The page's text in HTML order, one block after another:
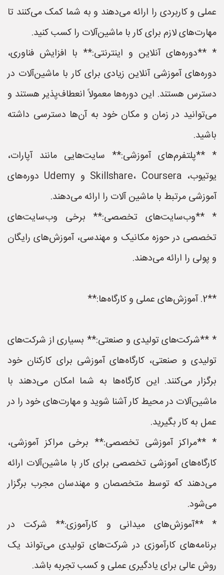
عملی و کاربردی را ارائه می‌دهند و به شما کمک می‌کنند تا
مهارت‌های لازم برای کار با ماشین‌آلات را کسب کنید.
* **دوره‌های آنلاین و اینترنتی:** با افزایش فناوری،
دوره‌های آموزشی آنلاین زیادی برای کار با ماشین‌آلات در
دسترس هستند. این دوره‌ها معمولاً انعطاف‌پذیر هستند و
می‌توانید در زمان و مکان خود به آن‌ها دسترسی داشته
باشید.
* **پلتفرم‌های آموزشی:** سایت‌هایی مانند آپارات،
یوتیوب، Skillshare، Coursera و Udemy دوره‌های
آموزشی مرتبط با ماشین آلات را ارائه می‌دهند.
* **وب‌سایت‌های تخصصی:** برخی وب‌سایت‌های
تخصصی در حوزه مکانیک و مهندسی، آموزش‌های رایگان
و پولی را ارائه می‌دهند.
**2. آموزش‌های عملی و کارگاه‌ها:**
* **شرکت‌های تولیدی و صنعتی:** بسیاری از شرکت‌های
تولیدی و صنعتی، کارگاه‌های آموزشی برای کارکنان خود
برگزار می‌کنند. این کارگاه‌ها به شما امکان می‌دهند با
ماشین‌آلات در محیط کار آشنا شوید و مهارت‌های خود را در
عمل به کار بگیرید.
* **مراکز آموزشی تخصصی:** برخی مراکز آموزشی،
کارگاه‌های آموزشی تخصصی برای کار با ماشین‌آلات ارائه
می‌دهند که توسط متخصصان و مهندسان مجرب برگزار
می‌شود.
* **آموزش‌های میدانی و کارآموزی:** شرکت در
برنامه‌های کارآموزی در شرکت‌های تولیدی می‌تواند یک
روش عالی برای یادگیری عملی و کسب تجربه باشد.